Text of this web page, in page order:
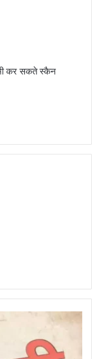
कर सकते स्कैन